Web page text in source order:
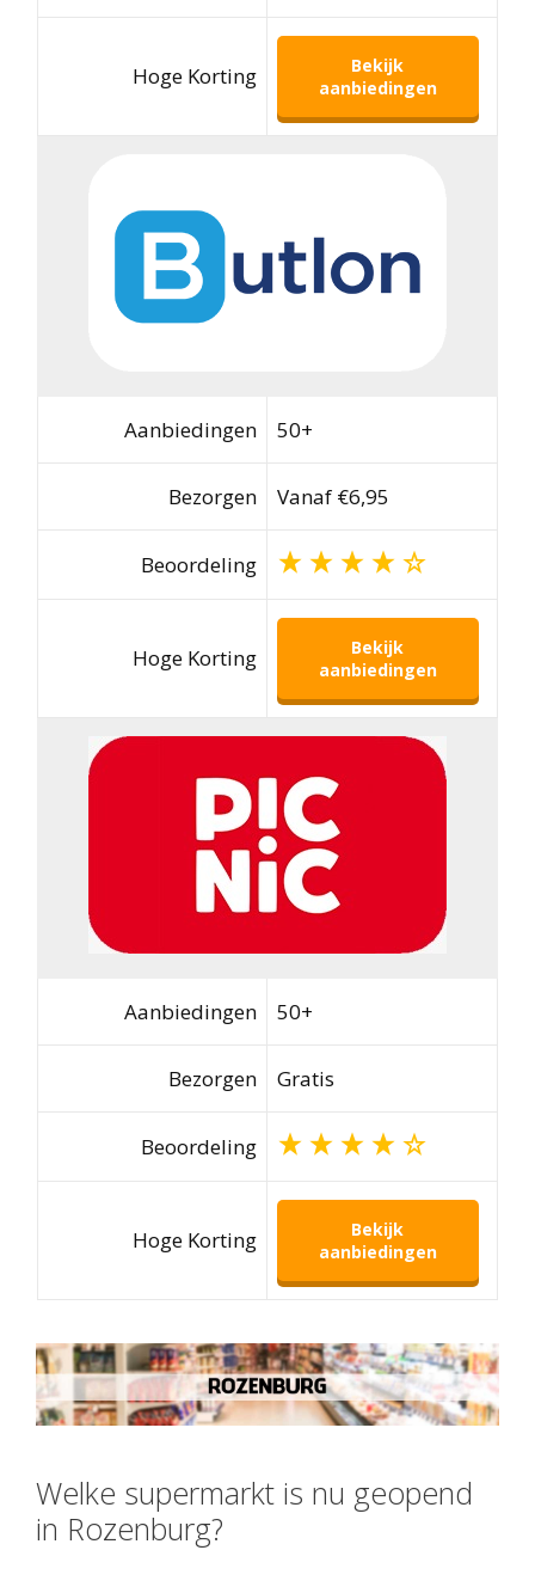
Hoge Korting
Bekijk
aanbiedingen
Aanbiedingen 50+
Bezorgen Vanaf €6,95
Beoordeling
Hoge Korting
Bekijk
aanbiedingen
Aanbiedingen 50+
Bezorgen Gratis
Beoordeling
Hoge Korting
Bekijk
aanbiedingen
Welke supermarkt is nu geopend
in Rozenburg?